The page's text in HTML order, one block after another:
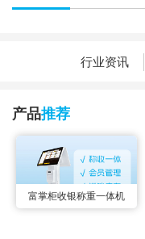
行业资讯
产品推荐
富掌柜收银称重一体机